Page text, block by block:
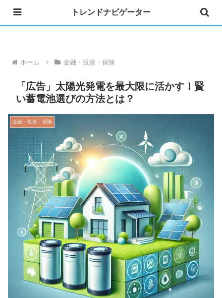
»公式 Instagram 開設しました
ホーム 金融・投資・保険
「広告」太陽光発電を最大限に活かす！賢
い蓄電池選びの方法とは？
金融・投資・保険
トレンドナビゲーター